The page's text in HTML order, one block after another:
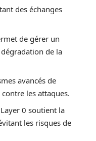
des échanges
de gérer un
de la
avancés de
les attaques.
0 soutient la
les risques de